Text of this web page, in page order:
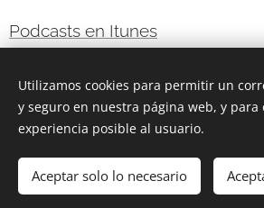
Podcasts en Itunes
© 2022 Nos Vemos En Primera Fila.
Creado conWebnode
Utilizamos cookies para permitir un
y seguro en nuestra página web, y
experiencia posible al usuario.
Aceptar solo lo necesario